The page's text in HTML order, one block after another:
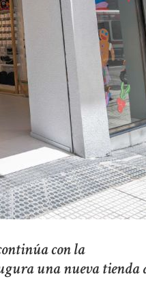
con la
una nueva tienda